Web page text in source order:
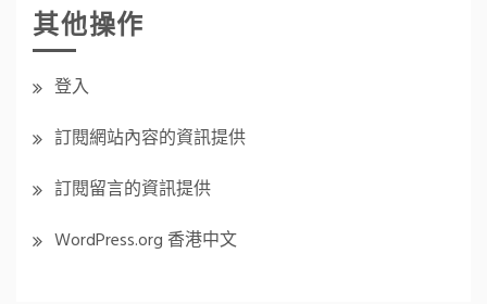
其他操作
登入
訂閱網站內容的資訊提供
訂閱留言的資訊提供
WordPress.org 香港中文